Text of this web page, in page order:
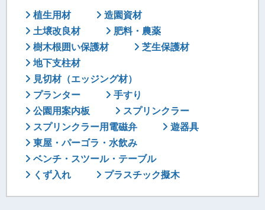
植生用材
造園資材
土壌改良材
肥料・農薬
樹木根囲い保護材
芝生保護材
地下支柱材
見切材（エッジング材）
プランター
手すり
公園用案内板
スプリンクラー
スプリンクラー用電磁弁
遊器具
東屋・パーゴラ・水飲み
ベンチ・スツール・テーブル
くず入れ
プラスチック擬木